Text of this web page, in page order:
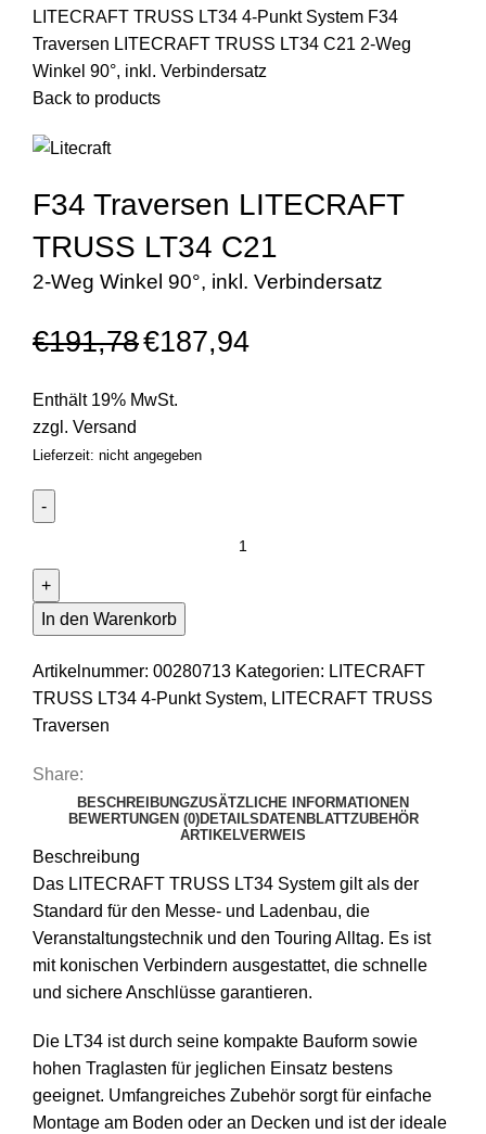
LITECRAFT TRUSS LT34 4-Punkt System F34
Traversen LITECRAFT TRUSS LT34 C21 2-Weg
Winkel 90°, inkl. Verbindersatz
Back to products
F34 Traversen LITECRAFT
TRUSS LT34 C21
2-Weg Winkel 90°, inkl. Verbindersatz
€191,78€187,94
Enthält 19% MwSt.
zzgl. Versand
Lieferzeit: nicht angegeben
LITECRAFT
TRUSS
C21
2-
Weg
90°,
Menge
In den Warenkorb
Artikelnummer: 00280713 Kategorien: LITECRAFT
TRUSS LT34 4-Punkt System, LITECRAFT TRUSS
Traversen
Share:
BESCHREIBUNGZUSÄTZLICHE INFORMATIONEN
BEWERTUNGEN (0)DETAILS DATENBLATTZUBEHÖR
ARTIKELVERWEIS
Beschreibung
Das LITECRAFT TRUSS LT34 System gilt als der
Standard für den Messe- und Ladenbau, die
Veranstaltungstechnik und den Touring Alltag. Es ist
mit konischen Verbindern ausgestattet, die schnelle
und sichere Anschlüsse garantieren.
Die LT34 ist durch seine kompakte Bauform sowie
hohen Traglasten für jeglichen Einsatz bestens
geeignet. Umfangreiches Zubehör sorgt für einfache
Montage am Boden oder an Decken und ist der ideale